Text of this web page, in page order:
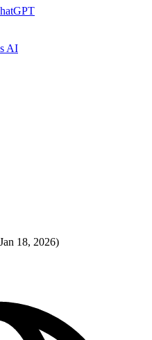
AI
18, 2026)